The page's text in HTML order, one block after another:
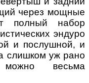
через мощные
полный набор
эндуро
и послушной, и
слишком уж рано
весьма